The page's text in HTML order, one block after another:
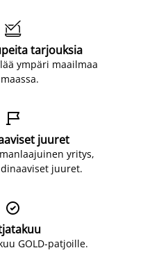

tarjouksia
ympäri maailmaa

juuret
yritys,
juuret.

GOLD-patjoille.